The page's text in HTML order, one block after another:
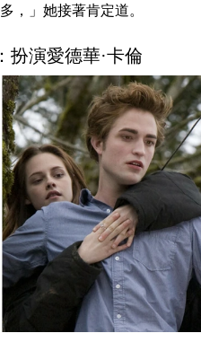
，」她接著肯定道。
扮演愛德華·卡倫